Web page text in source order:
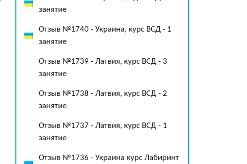
занятие
Отзыв №1740 - Украина, курс ВСД - 1
занятие
Отзыв №1739 - Латвия, курс ВСД - 3
занятие
Отзыв №1738 - Латвия, курс ВСД - 2
занятие
Отзыв №1737 - Латвия, курс ВСД - 1
занятие
Отзыв №1736 - Украина курс Лабиринт